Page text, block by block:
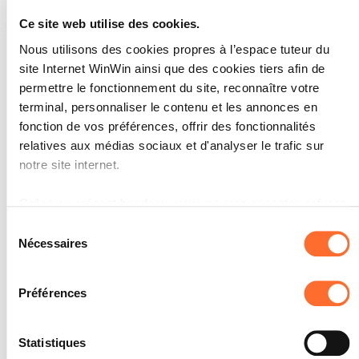
Ce site web utilise des cookies.
Nous utilisons des cookies propres à l’espace tuteur du
site Internet WinWin ainsi que des cookies tiers afin de
permettre le fonctionnement du site, reconnaître votre
terminal, personnaliser le contenu et les annonces en
fonction de vos préférences, offrir des fonctionnalités
relatives aux médias sociaux et d'analyser le trafic sur
notre site internet.
l’exception des cookies strictement nécessaires au
fonctionnement du site. Une description des différents
cookies est accessible sous l’onglet « Détails » ci-dessus.
fonctionnalités (ex : lecture de vidéos, partage sur les
Nécessaires
Préférences
Statistiques
4
L’apprenti est capable de
compléter régulièrement son
carnet d’apprentissage.
Note maximale: 12
régulièrement mis à jour (par exemple